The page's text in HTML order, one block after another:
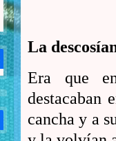
La
Era que
destacaban
cancha y a